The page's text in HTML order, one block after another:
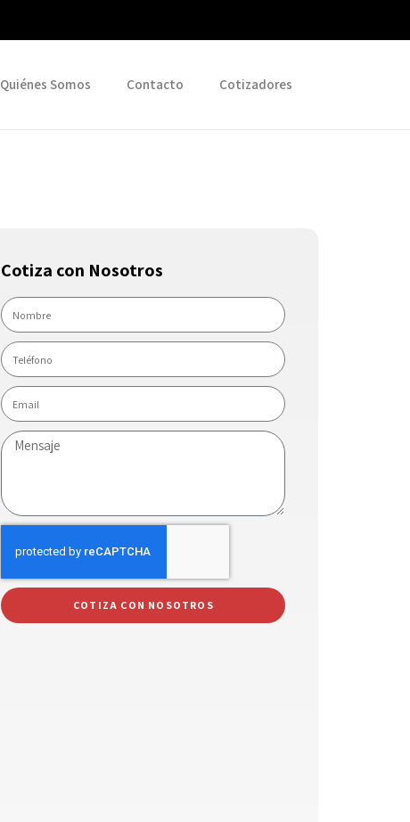
Quiénes Somos Contacto Cotizadores
Cotiza con Nosotros
COTIZA CON NOSOTROS